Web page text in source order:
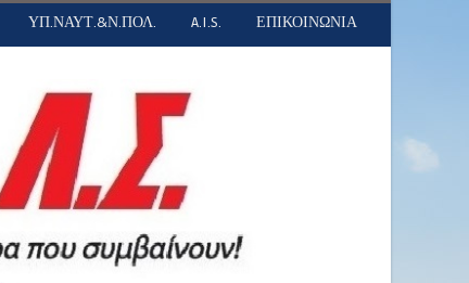
ΥΠ.ΝΑΥΤ.&Ν.ΠΟΛ. A.I.S. ΕΠΙΚΟΙΝΩΝΙΑ